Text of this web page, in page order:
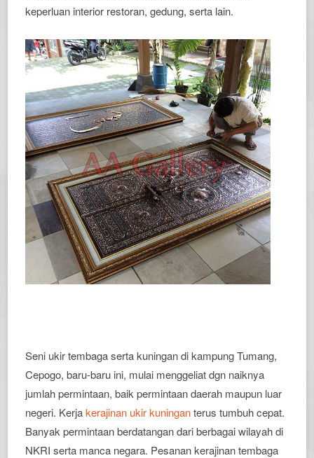
keperluan interior restoran, gedung, serta lain.
Seni ukir tembaga serta kuningan di kampung Tumang,
Cepogo, baru-baru ini, mulai menggeliat dgn naiknya
jumlah permintaan, baik permintaan daerah maupun luar
negeri. Kerjakerajinan ukir kuninganterus tumbuh cepat.
Banyak permintaan berdatangan dari berbagai wilayah di
NKRI serta manca negara. Pesanan kerajinan tembaga